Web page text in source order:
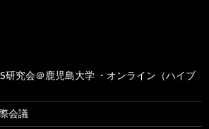
研究会＠鹿児島大学 ・オンライン（ハイブ
会議